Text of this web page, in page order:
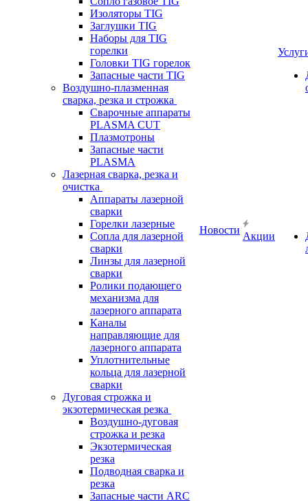
Изоляторы TIG
Заглушки TIG
Наборы для TIG
горелки
Головки TIG горелок
Запасные части TIG
Воздушно-плазменная
сварка, резка и строжка
Сварочные аппараты
PLASMA CUT
Плазмотроны
Запасные части
PLASMA
Лазерная сварка, резка и
очистка
Аппараты лазерной
сварки
Горелки лазерные
Сопла для лазерной
сварки
Линзы для лазерной
сварки
Ролики подающего
механизма для
лазерного аппарата
Каналы
направляющие для
лазерного аппарата
Уплотнительные
кольца для лазерной
сварки
Дуговая строжка и
экзотермическая резка
Воздушно-дуговая
строжка и резка
Экзотермическая
резка
Подводная сварка и
резка
Запасные части ARC
Новости
Акции